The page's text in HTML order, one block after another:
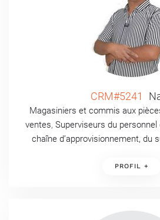
CRM#5241
Magasiniers et commis aux
ventes, Superviseurs du
chaîne d’approvisionnement, du
PROFIL +